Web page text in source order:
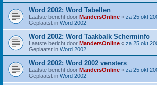
Word 2002: Word Tabellen
Laatste bericht door MandersOnline « za 25 okt
Geplaatst in Word 2002
Word 2002: Word Taakbalk Scherminfo
Laatste bericht door MandersOnline « za 25 okt
Geplaatst in Word 2002
Word 2002: Word 2002 vensters
Laatste bericht door MandersOnline « za 25 okt
Geplaatst in Word 2002